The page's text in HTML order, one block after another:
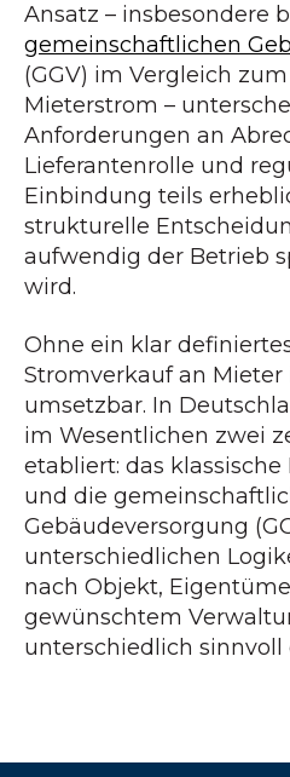
Ansatz – insbesondere
gemeinschaftlichen
(GGV) im Vergleich
Mieterstrom –
Anforderungen an
Lieferantenrolle und
Einbindung teils
strukturelle
aufwendig der Betrieb
wird.
Ohne ein klar
Stromverkauf an
umsetzbar. In
im Wesentlichen zwei
etabliert: das
und die
Gebäudeversorgung
unterschiedlichen
nach Objekt,
gewünschtem
unterschiedlich sinnvoll